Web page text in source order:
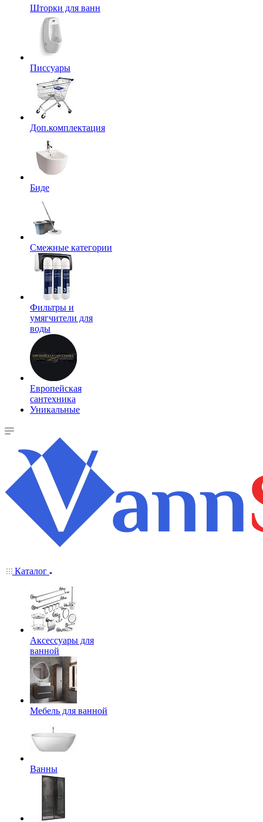
Шторки для ванн
Писсуары
Доп.комплектация
Биде
Смежные категории
Фильтры и
умягчители для
воды
Европейская
сантехника
Уникальные
Каталог
Аксессуары для
ванной
Мебель для ванной
Ванны